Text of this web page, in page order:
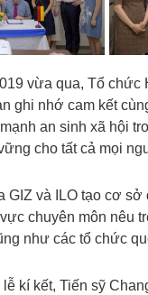
vừa qua, Tổ
ghi nhớ cam kết
an sinh xã hội
cho tất cả mọi
GIZ và ILO tạo cơ
chuyên môn nêu
như các tổ chức
kí kết, Tiến sỹ